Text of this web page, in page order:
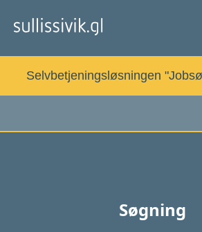
Selvbetjeningsløsningen
Søgning